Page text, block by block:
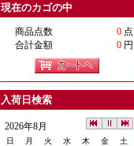
現在のカゴの中
商品点数 0 点
合計金額
0 円
入荷日検索
2026年8月
日 月 火 水 木 金 土